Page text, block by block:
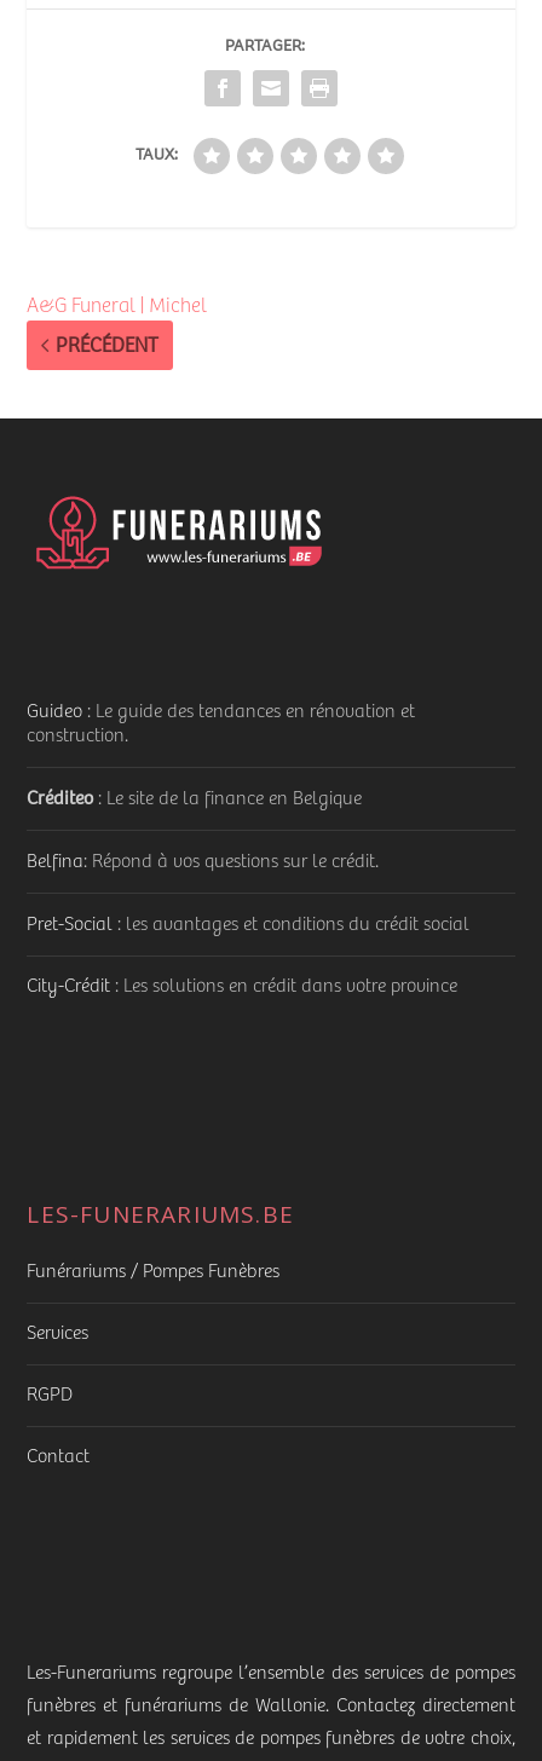
PARTAGER:
TAUX:
A&G Funeral | Michel
PRÉCÉDENT
Guideo : Le guide des tendances en rénovation et
construction.
Créditeo: Le site de la finance en Belgique
Belfina: Répond à vos questions sur le crédit.
Pret-Social : les avantages et conditions du crédit social
City-Crédit : Les solutions en crédit dans votre province
LES-FUNERARIUMS.BE
Funérariums / Pompes Funèbres
Services
RGPD
Contact
Les-Funerariums regroupe l’ensemble des services de pompes
funèbres et funérariums de Wallonie. Contactez directement
et rapidement les services de pompes funèbres de votre choix,